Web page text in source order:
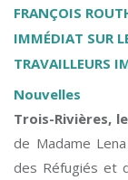
FRANÇOIS
IMMÉDIAT SUR
TRAVAILLEURS
Nouvelles
Trois-Rivières,
de Madame
des Réfugiés et